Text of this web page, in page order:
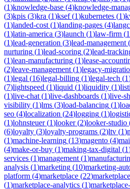
(1)knowledge-base (4)knowledge-
(3)kpis (3)kra (1)ksef(1)kubernetes (1)
(1)landed-cost (1)landing-pages (4)
(1)latin-america (3)launch (1)law-firm (1
(1)lead-generation (3)lead-management (
nurturing (1)lead-scoring (2)lead-
(1)lean-manufacturing (1)lease-
(2)leave-management (1)legacy-
(1)legal (16)legal-billing (1)legal-tech (1
(7)lightspeed (1)liquid (1)liquidity (1)
(1)live-chat (1)live-dashboards (1)live-
visibility (1)lms (3)load-balancing (1)
seo (4)localization (24)logging (1)
(1)lohnsteuer(1)looker(2)looker-studio
(6)loyalty (3)loyalty-programs (2)ltv (1)
(1)machine-learning (13)magento (4)
(4)make-or-buy (1)making-tax-digital (1
services (1)management (1)
analysis (1)marketing (10)marketing-
platform (4)marketplace (22)
(1)marketplace-analytics (1)